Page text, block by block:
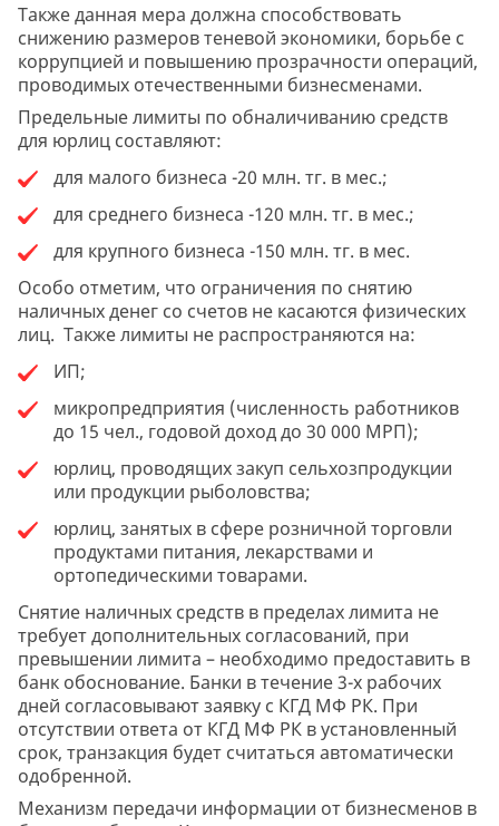
Также данная мера должна способствовать
снижению размеров теневой экономики, борьбе с
коррупцией и повышению прозрачности операций,
проводимых отечественными бизнесменами.
Предельные лимиты по обналичиванию средств
для юрлиц составляют:
для малого бизнеса -20 млн. тг. в мес.;
для среднего бизнеса -120 млн. тг. в мес.;
для крупного бизнеса -150 млн. тг. в мес.
Особо отметим, что ограничения по снятию
наличных денег со счетов не касаются физических
лиц. Также лимиты не распространяются на:
ИП;
микропредприятия (численность работников
до 15 чел., годовой доход до 30 000 МРП);
юрлиц, проводящих закуп сельхозпродукции
или продукции рыболовства;
юрлиц, занятых в сфере розничной торговли
продуктами питания, лекарствами и
ортопедическими товарами.
Снятие наличных средств в пределах лимита не
требует дополнительных согласований, при
превышении лимита – необходимо предоставить в
банк обоснование. Банки в течение 3-х рабочих
дней согласовывают заявку с КГД МФ РК. При
отсутствии ответа от КГД МФ РК в установленный
срок, транзакция будет считаться автоматически
одобренной.
Механизм передачи информации от бизнесменов в